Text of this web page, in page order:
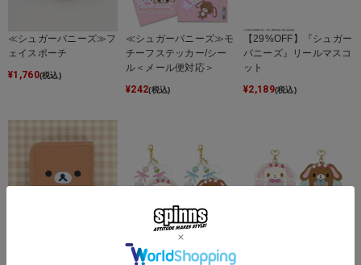
≪シュガーバニーズ≫フ
ェイスポーチ
¥1,760(税込)
≪シュガーバニーズ≫モ
チーフステッカー/シー
ル＜メール便対応＞
¥242(税込)
【29%OFF】『シュガー
バニーズ』リールマスコ
ット
¥2,189(税込)
【29%OFF】『シュガー